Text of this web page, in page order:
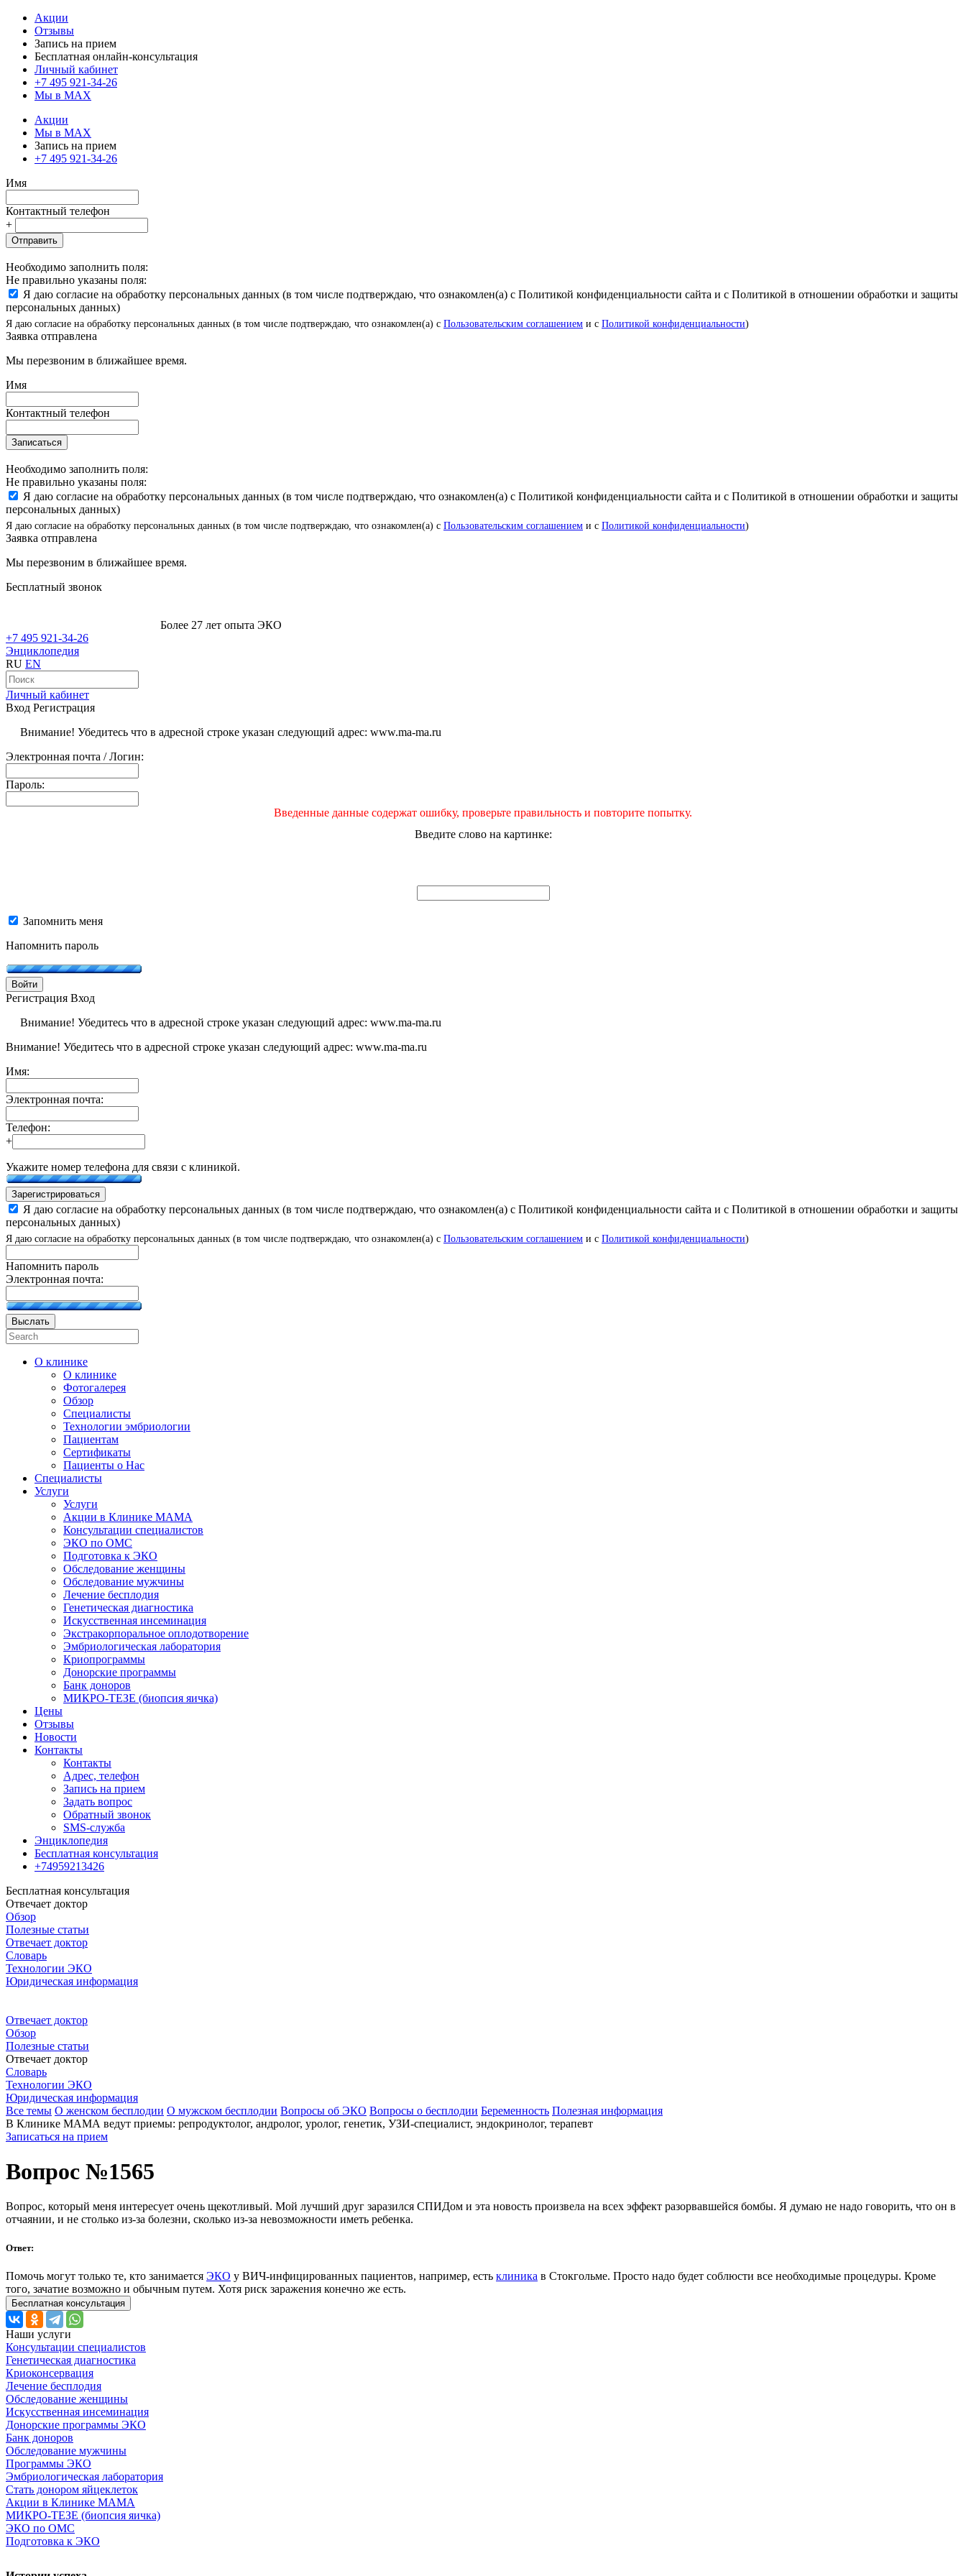
Акции
Отзывы
Запись на прием
Бесплатная онлайн-консультация
Личный кабинет
+7 495 921-34-26
Мы в MAX
Акции
Мы в MAX
Запись на прием
+7 495 921-34-26
Имя
Контактный телефон
+
Отправить
Необходимо заполнить поля:
Не правильно указаны поля:
Я даю согласие на обработку персональных данных (в том числе подтверждаю, что ознакомлен(а) с Политикой конфиденциальности сайта и с Политикой в отношении обработки и защиты
персональных данных)
Я даю согласие на обработку персональных данных (в том числе подтверждаю, что ознакомлен(а) с Пользовательским соглашением и с Политикой конфиденциальности)
Заявка отправлена
Мы перезвоним в ближайшее время.
Имя
Контактный телефон
Записаться
Необходимо заполнить поля:
Не правильно указаны поля:
Я даю согласие на обработку персональных данных (в том числе подтверждаю, что ознакомлен(а) с Политикой конфиденциальности сайта и с Политикой в отношении обработки и защиты
персональных данных)
Я даю согласие на обработку персональных данных (в том числе подтверждаю, что ознакомлен(а) с Пользовательским соглашением и с Политикой конфиденциальности)
Заявка отправлена
Мы перезвоним в ближайшее время.
Бесплатный звонок
Более 27 лет опыта ЭКО
+7 495 921-34-26
Энциклопедия
RU EN
Личный кабинет
Вход Регистрация
Внимание! Убедитесь что в адресной строке указан следующий адрес: www.ma-ma.ru
Электронная почта / Логин:
Пароль:
Введенные данные содержат ошибку, проверьте правильность и повторите попытку.
Введите слово на картинке:
Запомнить меня
Напомнить пароль
Войти
Регистрация Вход
Внимание! Убедитесь что в адресной строке указан следующий адрес: www.ma-ma.ru
Внимание! Убедитесь что в адресной строке указан следующий адрес: www.ma-ma.ru
Имя:
Электронная почта:
Телефон:
+
Укажите номер телефона для связи с клиникой.
Зарегистрироваться
Я даю согласие на обработку персональных данных (в том числе подтверждаю, что ознакомлен(а) с Политикой конфиденциальности сайта и с Политикой в отношении обработки и защиты
персональных данных)
Я даю согласие на обработку персональных данных (в том числе подтверждаю, что ознакомлен(а) с Пользовательским соглашением и с Политикой конфиденциальности)
Напомнить пароль
Электронная почта:
Выслать
О клинике
О клинике
Фотогалерея
Обзор
Специалисты
Технологии эмбриологии
Пациентам
Сертификаты
Пациенты о Нас
Специалисты
Услуги
Услуги
Акции в Клинике МАМА
Консультации специалистов
ЭКО по ОМС
Подготовка к ЭКО
Обследование женщины
Обследование мужчины
Лечение бесплодия
Генетическая диагностика
Искусственная инсеминация
Экстракорпоральное оплодотворение
Эмбриологическая лаборатория
Криопрограммы
Донорские программы
Банк доноров
МИКРО-ТЕЗЕ (биопсия яичка)
Цены
Отзывы
Новости
Контакты
Контакты
Адрес, телефон
Запись на прием
Задать вопрос
Обратный звонок
SMS-служба
Энциклопедия
Бесплатная консультация
+74959213426
Бесплатная консультация
Отвечает доктор
Обзор
Полезные статьи
Отвечает доктор
Словарь
Технологии ЭКО
Юридическая информация
Отвечает доктор
Обзор
Полезные статьи
Отвечает доктор
Словарь
Технологии ЭКО
Юридическая информация
Все темы О женском бесплодии О мужском бесплодии Вопросы об ЭКО Вопросы о бесплодии Беременность Полезная информация
В Клинике МАМА ведут приемы: репродуктолог, андролог, уролог, генетик, УЗИ-специалист, эндокринолог, терапевт
Записаться на прием
Вопрос №1565
Вопрос, который меня интересует очень щекотливый. Мой лучший друг заразился СПИДом и эта новость произвела на всех эффект разорвавшейся бомбы. Я думаю не надо говорить, что он в
отчаянии, и не столько из-за болезни, сколько из-за невозможности иметь ребенка.
Ответ:
Помочь могут только те, кто занимается ЭКО у ВИЧ-инфицированных пациентов, например, есть клиника в Стокгольме. Просто надо будет соблюсти все необходимые процедуры. Кроме
того, зачатие возможно и обычным путем. Хотя риск заражения конечно же есть.
Бесплатная консультация
Наши услуги
Консультации специалистов
Генетическая диагностика
Криоконсервация
Лечение бесплодия
Обследование женщины
Искусственная инсеминация
Донорские программы ЭКО
Банк доноров
Обследование мужчины
Программы ЭКО
Эмбриологическая лаборатория
Стать донором яйцеклеток
Акции в Клинике МАМА
МИКРО-ТЕЗЕ (биопсия яичка)
ЭКО по ОМС
Подготовка к ЭКО